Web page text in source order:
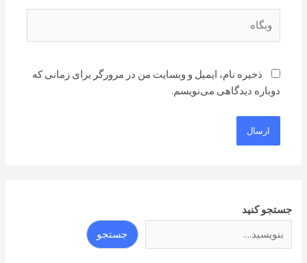
ذخیره نام، ایمیل و وبسایت من در مرورگر برای زمانی که
دوباره دیدگاهی می‌نویسم.
جستجو کنید
جستجو